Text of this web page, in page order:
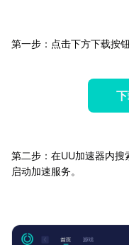
第一步：点击下方下载按
第二步：在UU加速器内
启动加速服务。